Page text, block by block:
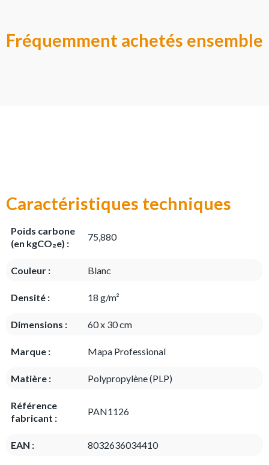
Fréquemment achetés ensemble
Caractéristiques techniques
Poids carbone
(en kgCO₂e) :
75,880
Couleur : Blanc
Densité : 18 g/m²
Dimensions : 60 x 30 cm
Marque : Mapa Professional
Matière : Polypropylène (PLP)
Référence
fabricant :
PAN1126
EAN : 8032636034410